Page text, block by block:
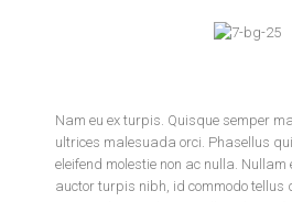
Nam eu ex turpis. Quisque semper
ultrices malesuada orci. Phasellus
eleifend molestie non ac nulla. Nullam
auctor turpis nibh, id commodo tellus